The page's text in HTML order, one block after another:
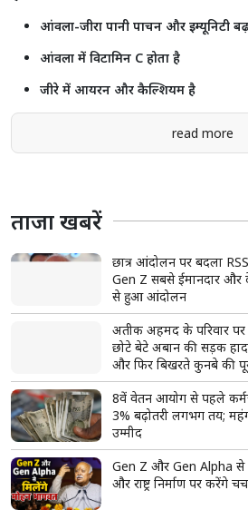
पुतला
₹2.18 लाख करोड़ से अधिक ऋण स्वीकृत
Shorts